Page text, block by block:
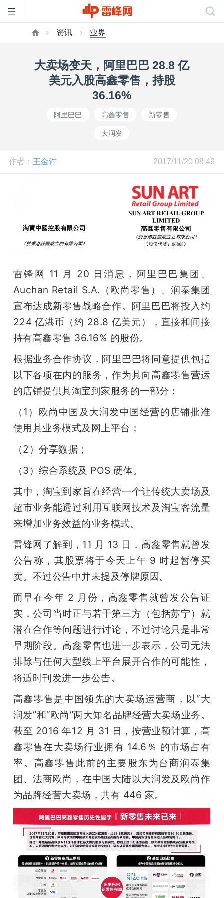
网
开
活
中
心
专
题
爱
搞
机
资讯 业界
大卖场变天，阿里巴巴 28.8 亿
美元入股高鑫零售，持股
36.16%
阿里巴巴 高鑫零售 新零售
大润发
作者： 王金许 2017/11/20 08:49
雷锋网 11 月 20 日消息，阿里巴巴集团、
Auchan Retail S.A.（欧尚零售）、润泰集团
宣布达成新零售战略合作。阿里巴巴将投入约
224 亿港币（约 28.8 亿美元），直接和间接
持有高鑫零售 36.16% 的股份。
根据业务合作协议，阿里巴巴将同意提供包括
以下各项在内的服务，作为其向高鑫零售营运
的店铺提供其淘宝到家服务的一部分︰
（1）欧尚中国及大润发中国经营的店铺批准
使用其业务模式及网上平台；
（2）分享数据；
（3）综合系统及 POS 硬体。
其中，淘宝到家旨在经营一个让传统大卖场及
超市业务能透过利用互联网技术及淘宝客流量
来增加业务效益的业务模式。
雷锋网了解到，11 月 13 日，高鑫零售就曾发
公告称，其股票将于今天上午 9 时起暂停买
卖。不过公告中并未提及停牌原因。
而早在今年 2 月份，高鑫零售就曾发公告证
实，公司当时正与若干第三方（包括苏宁）就
潜在合作等问题进行讨论，不过讨论只是非常
早期阶段。高鑫零售也进一步表示，公司无法
排除与任何大型线上平台展开合作的可能性，
将适时刊发进一步公告。
高鑫零售是中国领先的大卖场运营商，以“大
润发”和“欧尚”两大知名品牌经营大卖场业务。
截至 2016 年12 月 31 日，按营业额计算，高
鑫零售在大卖场行业拥有 14.6％ 的市场占有
率。高鑫零售此前的主要股东为台商润泰集
团、法商欧尚，在中国大陆以大润发及欧尚作
为品牌经营大卖场，共有 446 家。